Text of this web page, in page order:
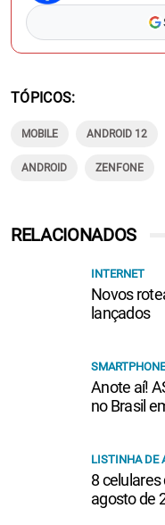
TÓPICOS
MOBILE ANDROID 12
ANDROID ZENFONE
RELACIONADOS
INTERNET
Novos
lançados
Anote aí!
no Brasil
LISTINHA DE
8
agosto de